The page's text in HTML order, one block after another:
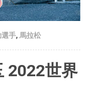
選手, 馬拉松
2022世界